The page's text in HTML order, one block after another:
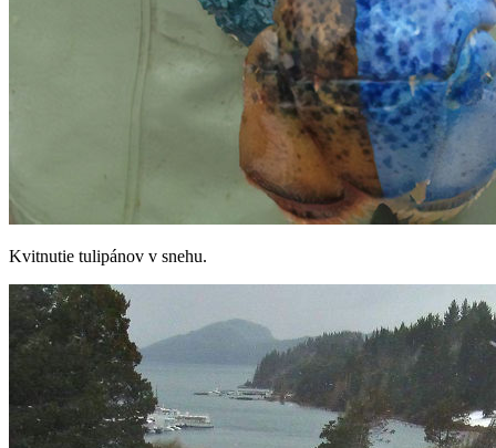
Kvitnutie tulipánov v snehu.